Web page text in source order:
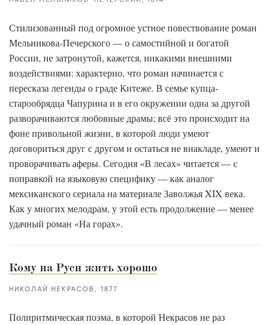
Стилизованный под огромное устное повествование роман
Мельникова-Печерского — о самостийной и богатой
России, не затронутой, кажется, никакими внешними
воздействиями: характерно, что роман начинается с
пересказа легенды о граде Китеже. В семье купца-
старообрядца Чапурина и в его окружении одна за другой
разворачиваются любовные драмы; всё это происходит на
фоне привольной жизни, в которой люди умеют
договориться друг с другом и остаться не внакладе, умеют и
проворачивать аферы. Сегодня «В лесах» читается — с
поправкой на языковую специфику — как аналог
мексиканского сериала на материале Заволжья XIX века.
Как у многих мелодрам, у этой есть продолжение — менее
удачный роман «На горах».
Кому на Руси жить хорошо
НИКОЛАЙ НЕКРАСОВ 1877
Полиритмическая поэма, в которой Некрасов не раз